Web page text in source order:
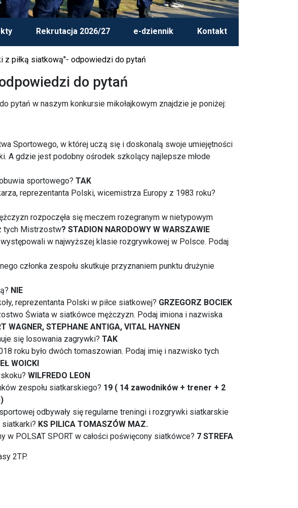
Rekrutacja 2026/27 e-dziennik Kontakt
z piłką siatkową"- odpowiedzi do pytań
do pytań
pytań w naszym konkursie mikołajkowym znajdzie je poniżej:
Sportowego, w której uczą się i doskonalą swoje umiejętności
A gdzie jest podobny ośrodek szkolący najlepsze młode
sportowego? TAK
reprezentanta Polski, wicemistrza Europy z 1983 roku?
rozpoczęła się meczem rozegranym w nietypowym
tych Mistrzostw? STADION NARODOWY W WARSZAWIE
w najwyższej klasie rozgrywkowej w Polsce. Podaj
członka zespołu skutkuje przyznaniem punktu drużynie
NIE
reprezentanta Polski w piłce siatkowej? GRZEGORZ BOCIEK
Świata w siatkówce mężczyzn. Podaj imiona i nazwiska
WAGNER, STEPHANE ANTIGA, VITAL HAYNEN
się losowania zagrywki? TAK
roku było dwóch tomaszowian. Podaj imię i nazwisko tych
WOICKI
WILFREDO LEON
zespołu siatkarskiego? 19 ( 14 zawodników + trener + 2
odbywały się regularne treningi i rozgrywki siatkarskie
KS PILICA TOMASZÓW MAZ.
POLSAT SPORT w całości poświęcony siatkówce? 7 STREFA
2TP.